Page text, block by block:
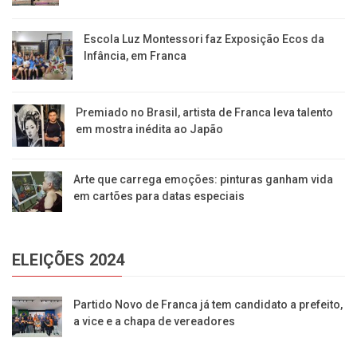
Escola Luz Montessori faz Exposição Ecos da
Infância, em Franca
Premiado no Brasil, artista de Franca leva talento
em mostra inédita ao Japão
Arte que carrega emoções: pinturas ganham vida
em cartões para datas especiais
ELEIÇÕES 2024
Partido Novo de Franca já tem candidato a prefeito,
a vice e a chapa de vereadores